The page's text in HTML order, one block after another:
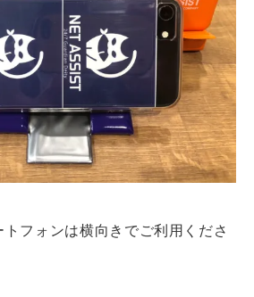
フォンは横向きでご利用くださ